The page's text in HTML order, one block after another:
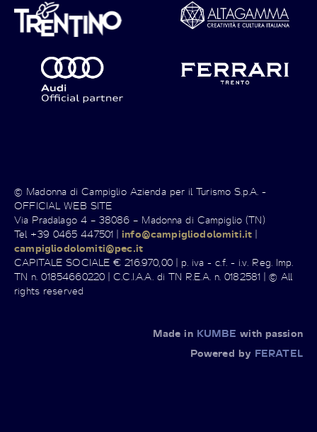
© Madonna di Campiglio Azienda per il Turismo S.p.A. -
OFFICIAL WEB SITE
Via Pradalago 4 – 38086 – Madonna di Campiglio (TN)
Tel +39 0465 447501 |info@campigliodolomiti.it |
campigliodolomiti@pec.it
CAPITALE SOCIALE € 216.970,00 | p. iva - c.f. - i.v. Reg. Imp.
TN n. 01854660220 | C.C.I.A.A. di TN R.E.A. n. 0182581 | © All
rights reserved
Made in KUMBE with passion
Powered by FERATEL